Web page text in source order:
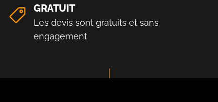
GRATUIT
Les devis sont gratuits et sans
engagement